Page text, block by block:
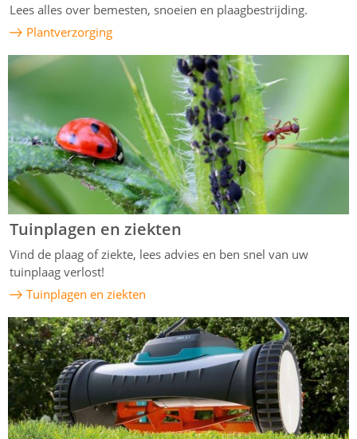
Lees alles over bemesten, snoeien en plaagbestrijding.
Plantverzorging
Tuinplagen en ziekten
Vind de plaag of ziekte, lees advies en ben snel van uw
tuinplaag verlost!
Tuinplagen en ziekten